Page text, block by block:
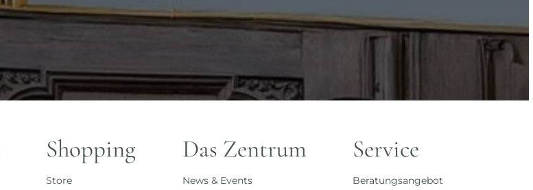
Shopping
Store
Das Zentrum
News & Events
Service
Beratungsangebot